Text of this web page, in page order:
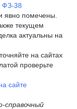
ФЗ-38
явно помечены.
текущем
актуальны на
на сайтах
проверьте
сайте
справочный